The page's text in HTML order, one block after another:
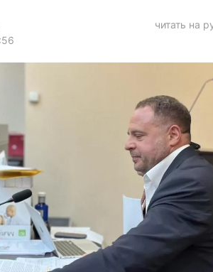
лонгріди
читать на